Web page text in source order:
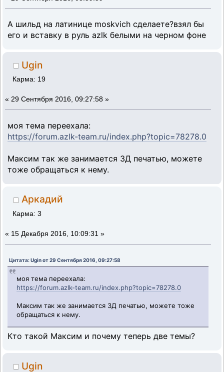
А шильд на латинице moskvich сделаете?взял бы
его и вставку в руль azlk белыми на черном фоне
Ugin
Карма: 19
« 29 Сентября 2016, 09:27:58 »
моя тема переехала:
https://forum.azlk-team.ru/index.php?topic=78278.0
Максим так же занимается 3Д печатью, можете
тоже обращаться к нему.
Аркадий
Карма: 3
« 15 Декабря 2016, 10:09:31 »
Цитата: Ugin от 29 Сентября 2016, 09:27:58
моя тема переехала:
https://forum.azlk-team.ru/index.php?topic=78278.0
Максим так же занимается 3Д печатью, можете тоже
обращаться к нему.
Кто такой Максим и почему теперь две темы?
Ugin